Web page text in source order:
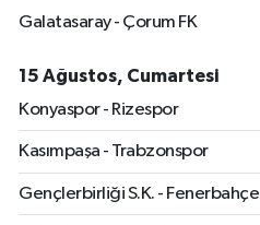
Galatasaray - Çorum FK
15 Ağustos, Cumartesi
Konyaspor - Rizespor
Kasımpaşa - Trabzonspor
Gençlerbirliği S.K. - Fenerbahçe